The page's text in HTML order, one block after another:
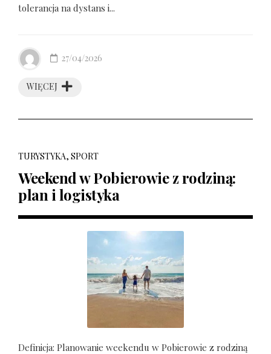
tolerancja na dystans i...
WIĘCEJ
27/04/2026
TURYSTYKA, SPORT
Weekend w Pobierowie z rodziną:
plan i logistyka
Definicja: Planowanie weekendu w Pobierowie z rodziną